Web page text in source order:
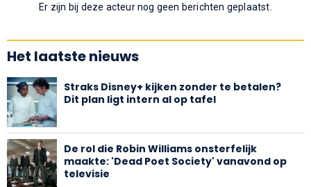
Er zijn bij deze acteur nog geen berichten geplaatst.
Het laatste nieuws
Straks Disney+ kijken zonder te betalen?
Dit plan ligt intern al op tafel
De rol die Robin Williams onsterfelijk
maakte: 'Dead Poet Society' vanavond op
televisie